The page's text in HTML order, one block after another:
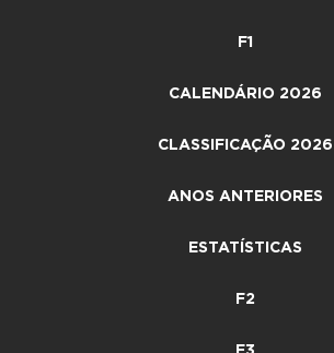
F1
CALENDÁRIO 2026
CLASSIFICAÇÃO 2026
ANOS ANTERIORES
ESTATÍSTICAS
F2